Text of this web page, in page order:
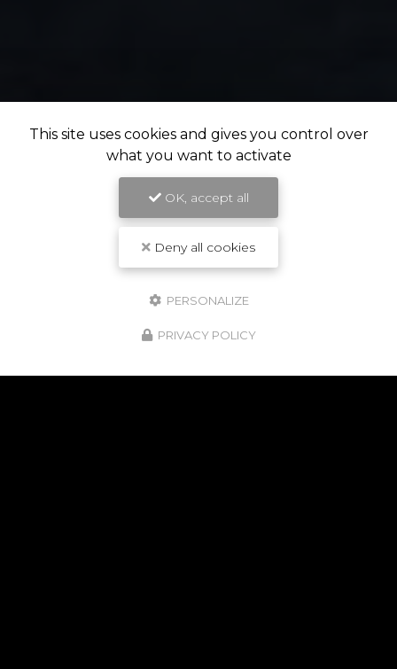
NOS POINTS FORTS
This site uses cookies and gives you control over
what you want to activate
OK, accept all
Deny all cookies
PERSONALIZE
PRIVACY POLICY